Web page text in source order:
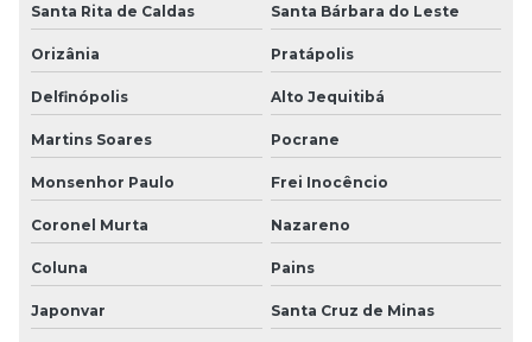
Santa Rita de Caldas Santa Bárbara do Leste
Orizânia Pratápolis
Delfinópolis Alto Jequitibá
Martins Soares Pocrane
Monsenhor Paulo Frei Inocêncio
Coronel Murta Nazareno
Coluna Pains
Japonvar Santa Cruz de Minas